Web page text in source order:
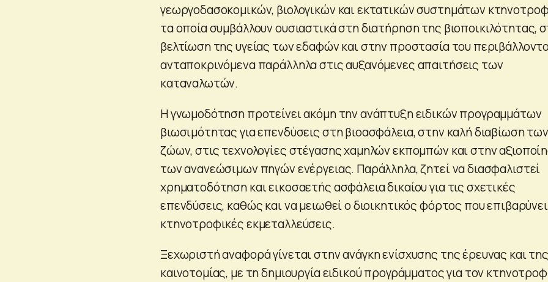
γεωργοδασοκομικών, βιολογικών και εκτατικών συστημάτων
τα οποία συμβάλλουν ουσιαστικά στη διατήρηση της βιοποικιλότητας,
βελτίωση της υγείας των εδαφών και στην προστασία του
ανταποκρινόμενα παράλληλα στις αυξανόμενες απαιτήσεις των
καταναλωτών.
Η γνωμοδότηση προτείνει ακόμη την ανάπτυξη ειδικών προγραμμάτων
βιωσιμότητας για επενδύσεις στη βιοασφάλεια, στην καλή διαβίωση των
ζώων, στις τεχνολογίες στέγασης χαμηλών εκπομπών και στην
των ανανεώσιμων πηγών ενέργειας. Παράλληλα, ζητεί να διασφαλιστεί
χρηματοδότηση και εικοσαετής ασφάλεια δικαίου για τις σχετικές
επενδύσεις, καθώς και να μειωθεί ο διοικητικός φόρτος που
κτηνοτροφικές εκμεταλλεύσεις.
Ξεχωριστή αναφορά γίνεται στην ανάγκη ενίσχυσης της έρευνας και της
καινοτομίας, με τη δημιουργία ειδικού προγράμματος για τον